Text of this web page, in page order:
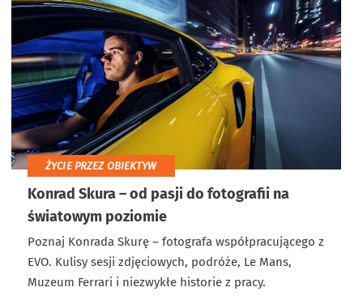
ŻYCIE PRZEZ OBIEKTYW
Konrad Skura – od pasji do fotografii na
światowym poziomie
Poznaj Konrada Skurę – fotografa współpracującego z
EVO. Kulisy sesji zdjęciowych, podróże, Le Mans,
Muzeum Ferrari i niezwykłe historie z pracy.